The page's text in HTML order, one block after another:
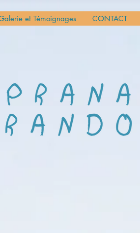
et Témoignages CONTACT